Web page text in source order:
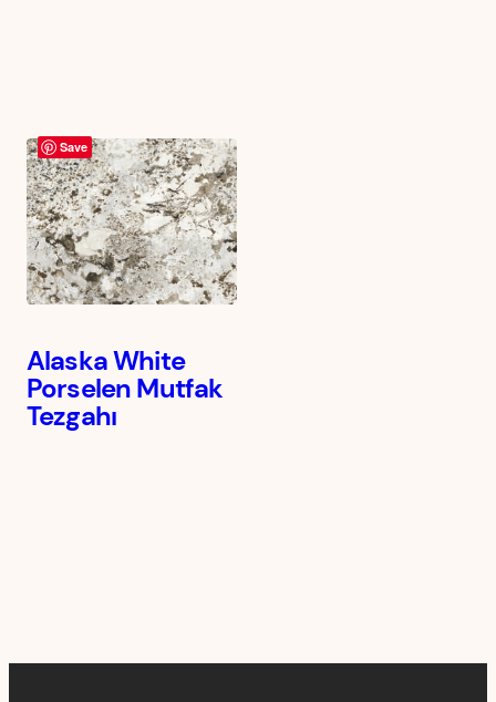
Save
Alaska White
Porselen Mutfak
Tezgahı